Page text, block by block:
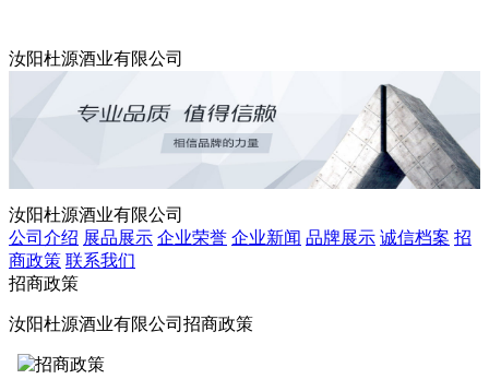
汝阳杜源酒业有限公司
汝阳杜源酒业有限公司
公司介绍 展品展示 企业荣誉 企业新闻 品牌展示 诚信档案 招
商政策 联系我们
招商政策
汝阳杜源酒业有限公司招商政策